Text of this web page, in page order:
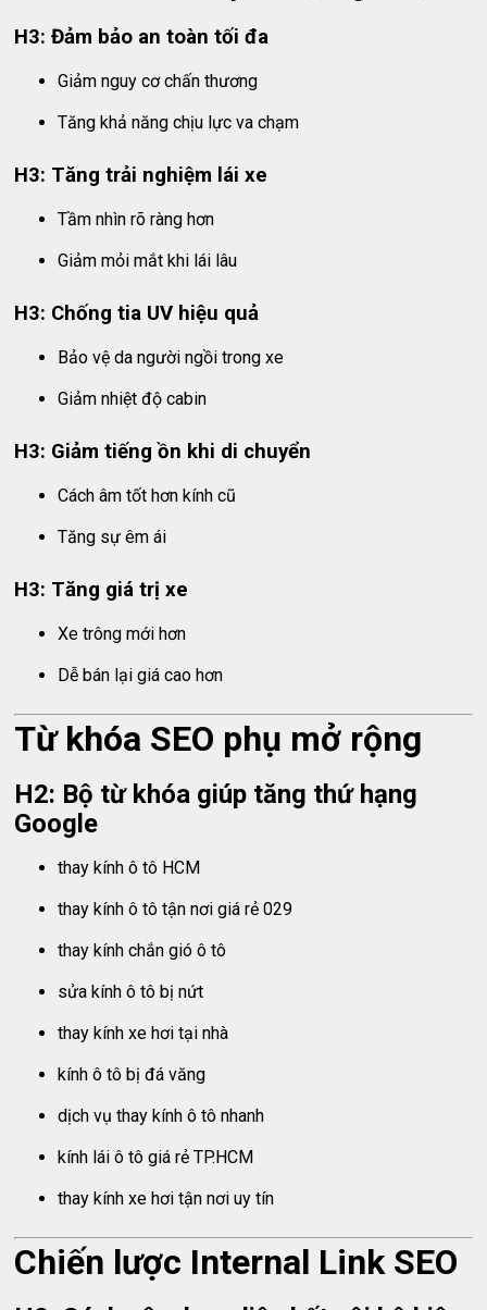
H3: Đảm bảo an toàn tối đa
Giảm nguy cơ chấn thương
Tăng khả năng chịu lực va chạm
H3: Tăng trải nghiệm lái xe
Tầm nhìn rõ ràng hơn
Giảm mỏi mắt khi lái lâu
H3: Chống tia UV hiệu quả
Bảo vệ da người ngồi trong xe
Giảm nhiệt độ cabin
H3: Giảm tiếng ồn khi di chuyển
Cách âm tốt hơn kính cũ
Tăng sự êm ái
H3: Tăng giá trị xe
Xe trông mới hơn
Dễ bán lại giá cao hơn
Từ khóa SEO phụ mở rộng
H2: Bộ từ khóa giúp tăng thứ hạng
Google
thay kính ô tô HCM
thay kính ô tô tận nơi giá rẻ 029
thay kính chắn gió ô tô
sửa kính ô tô bị nứt
thay kính xe hơi tại nhà
kính ô tô bị đá văng
dịch vụ thay kính ô tô nhanh
kính lái ô tô giá rẻ TP.HCM
thay kính xe hơi tận nơi uy tín
Chiến lược Internal Link SEO